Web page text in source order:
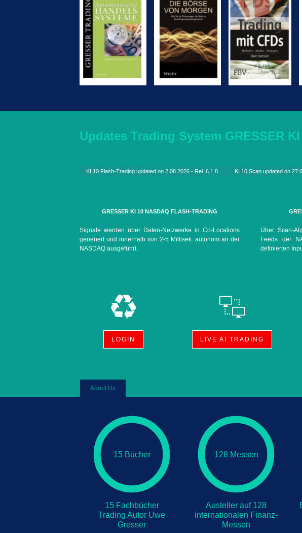
Updates Trading System GRESSER KI
GRESSER KI 10 NASDAQ FLASH-TRADING
Signale werden über Daten-Netzwerke in Co-Locations
generiert und innerhalb von 2-5 Millisek. autonom an der
NASDAQ ausgeführt.
Über Scan-
Feeds der
definierten
LOGIN LIVE AI TRADING
About Us
15 Bücher
15 Fachbücher
Trading Autor Uwe
Gresser
128 Messen
Austeller auf 128
internationalen Finanz-
Messen